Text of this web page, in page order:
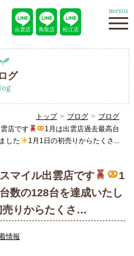
出雲店 鳥取店 松江店
menu
グ
トップ ブログ
ブログ
店です
1月は出雲店過去最高台
した
1月1日の初売りからたくさ...
マイル出雲店です
1
数の128台を達成いたし
売りからたくさ…
情報